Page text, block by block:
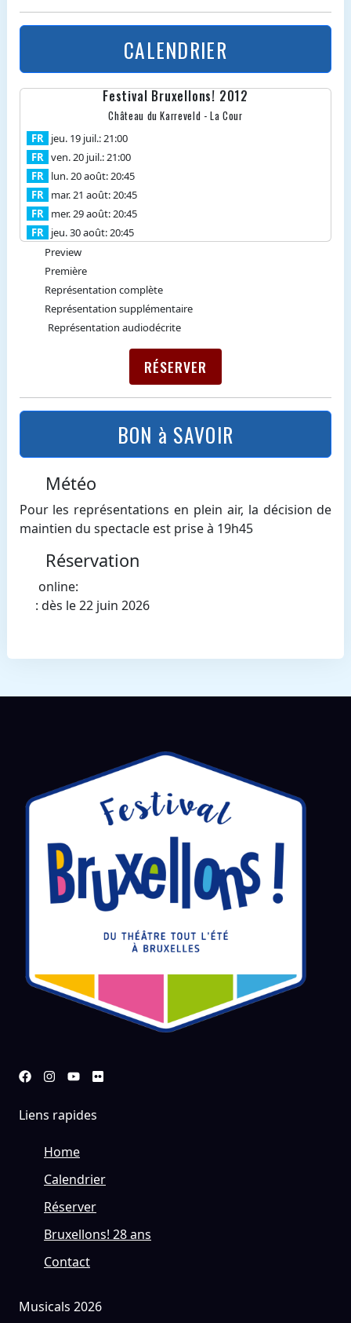
CALENDRIER
Festival Bruxellons! 2012
Château du Karreveld - La Cour
FR jeu. 19 juil.: 21:00
FR ven. 20 juil.: 21:00
FR lun. 20 août: 20:45
FR mar. 21 août: 20:45
FR mer. 29 août: 20:45
FR jeu. 30 août: 20:45
Preview
Première
Représentation complète
Représentation supplémentaire
Représentation audiodécrite
RÉSERVER
BON à SAVOIR
Météo
Pour les représentations en plein air, la décision de
maintien du spectacle est prise à 19h45
Réservation
online:
: dès le 22 juin 2026
Liens rapides
Home
Calendrier
Réserver
Bruxellons! 28 ans
Contact
Musicals 2026